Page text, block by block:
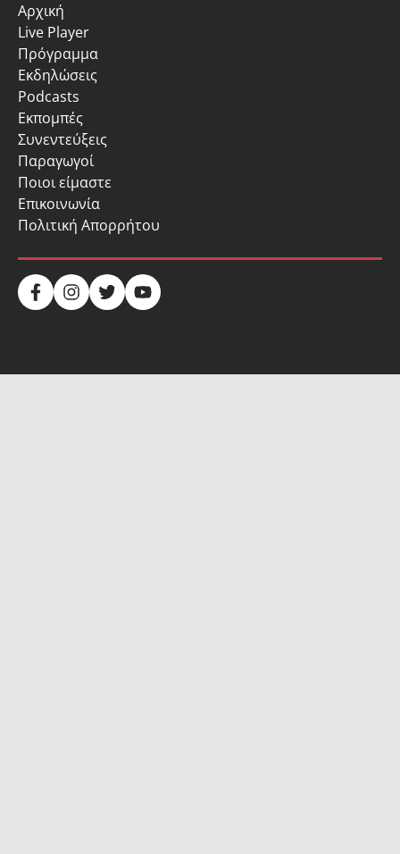
Αρχική
Live Player
Πρόγραμμα
Εκδηλώσεις
Podcasts
Εκπομπές
Συνεντεύξεις
Παραγωγοί
Ποιοι είμαστε
Επικοινωνία
Πολιτική Απορρήτου